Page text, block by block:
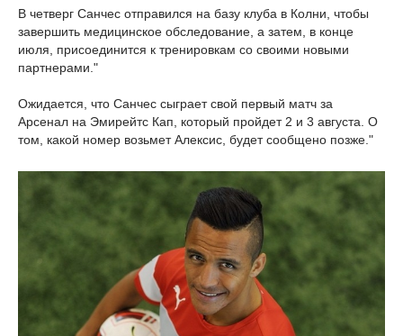
В четверг Санчес отправился на базу клуба в Колни, чтобы
завершить медицинское обследование, а затем, в конце
июля, присоединится к тренировкам со своими новыми
партнерами."
Ожидается, что Санчес сыграет свой первый матч за
Арсенал на Эмирейтс Кап, который пройдет 2 и 3 августа. О
том, какой номер возьмет Алексис, будет сообщено позже."